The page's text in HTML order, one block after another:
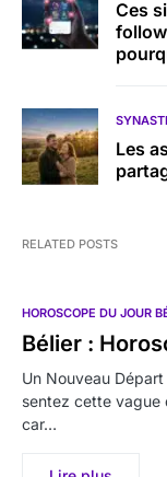
Ces
Les
RELATED POSTS
HOROSCOPE DU JOUR
Bélier :
Un Nouveau
sentez cette vague
car…